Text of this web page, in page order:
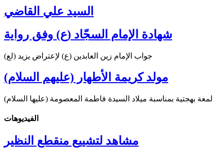
السيد علي القاضي
شهادة الإمام السجّاد (ع) وفق رواية
جواب الإمام زين العابدين (ع) لإعتراض يزيد (لع)
مولد كريمة الأطهار (عليهم السلام)
لمعة بهجتية بمناسبة ميلاد السيدة فاطمة المعصومة (عليها السلام)
الفیدیوهات
مشاهد لتشييع منقطع النظير